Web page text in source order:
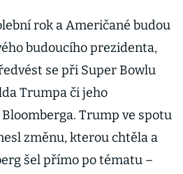
rok a Američané budou
budoucího prezidenta,
se při Super Bowlu
Trumpa či jeho
Trump ve spotu
změnu, kterou chtěla a
šel přímo po tématu –